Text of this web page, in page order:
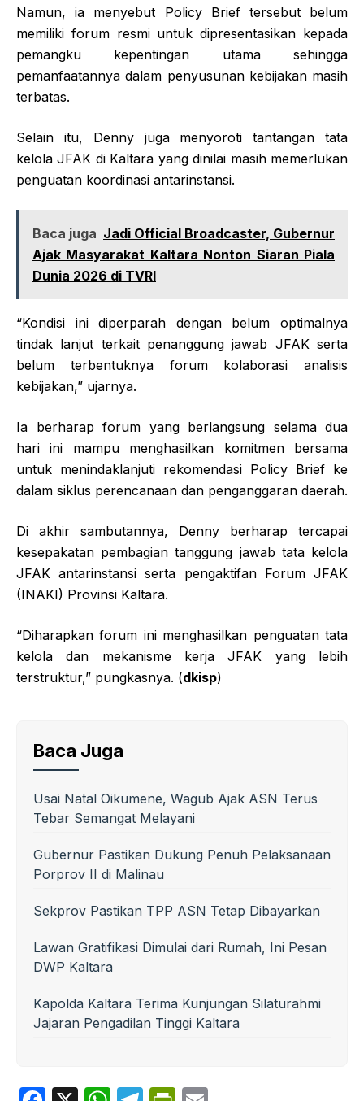
Namun, ia menyebut Policy Brief tersebut belum
memiliki forum resmi untuk dipresentasikan kepada
pemangku kepentingan utama sehingga
pemanfaatannya dalam penyusunan kebijakan masih
terbatas.
Selain itu, Denny juga menyoroti tantangan tata
kelola JFAK di Kaltara yang dinilai masih memerlukan
penguatan koordinasi antarinstansi.
Baca juga Jadi Official Broadcaster, Gubernur
Ajak Masyarakat Kaltara Nonton Siaran Piala
Dunia 2026 di TVRI
“Kondisi ini diperparah dengan belum optimalnya
tindak lanjut terkait penanggung jawab JFAK serta
belum terbentuknya forum kolaborasi analisis
kebijakan,” ujarnya.
Ia berharap forum yang berlangsung selama dua
hari ini mampu menghasilkan komitmen bersama
untuk menindaklanjuti rekomendasi Policy Brief ke
dalam siklus perencanaan dan penganggaran daerah.
Di akhir sambutannya, Denny berharap tercapai
kesepakatan pembagian tanggung jawab tata kelola
JFAK antarinstansi serta pengaktifan Forum JFAK
(INAKI) Provinsi Kaltara.
“Diharapkan forum ini menghasilkan penguatan tata
kelola dan mekanisme kerja JFAK yang lebih
terstruktur,” pungkasnya. (dkisp)
Baca Juga
Usai Natal Oikumene, Wagub Ajak ASN Terus
Tebar Semangat Melayani
Gubernur Pastikan Dukung Penuh Pelaksanaan
Porprov II di Malinau
Sekprov Pastikan TPP ASN Tetap Dibayarkan
Lawan Gratifikasi Dimulai dari Rumah, Ini Pesan
DWP Kaltara
Kapolda Kaltara Terima Kunjungan Silaturahmi
Jajaran Pengadilan Tinggi Kaltara